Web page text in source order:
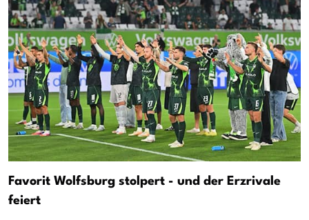
Favorit Wolfsburg stolpert - und der Erzrivale
feiert